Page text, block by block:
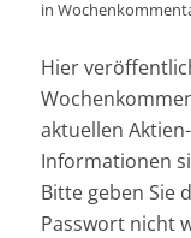
in
Hier
aktuellen
Informationen
Bitte geben Sie
Passwort nicht